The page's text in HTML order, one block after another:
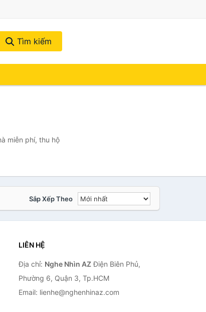
Tìm kiếm
miễn phí, thu hộ
Sắp Xếp Theo
LIÊN HỆ
Địa chỉ: Nghe Nhìn AZĐiện Biên Phủ,
Phường 6, Quận 3, Tp.HCM
Email: lienhe@nghenhinaz.com